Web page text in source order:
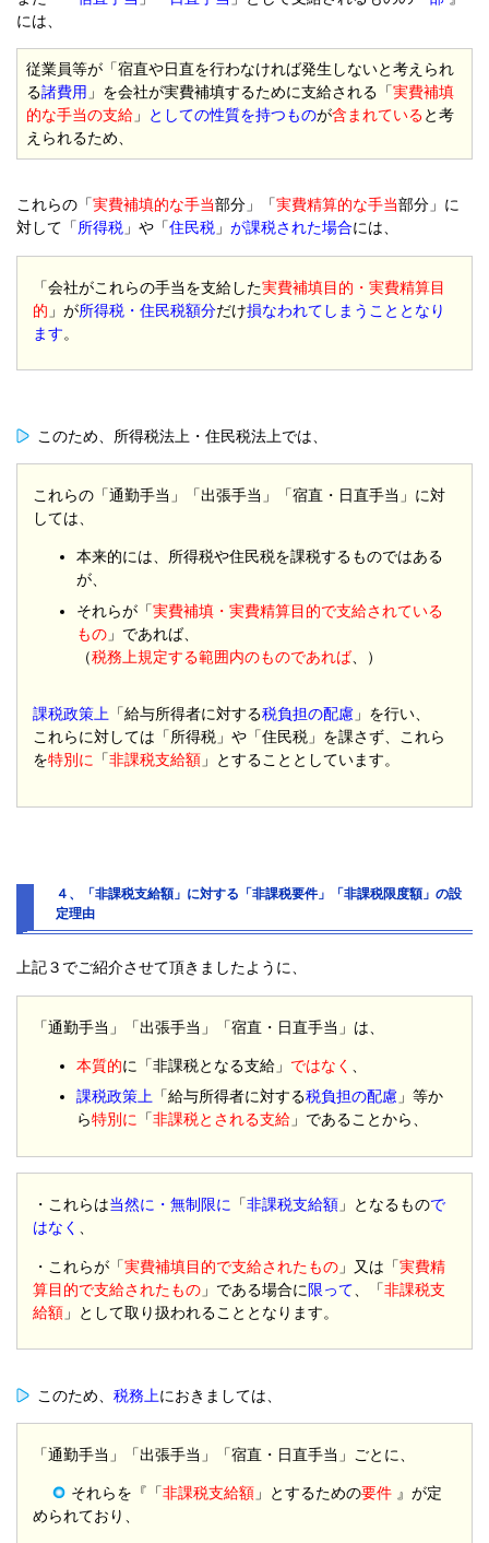
には、
従業員等が「宿直や日直を行わなければ発生しないと考えられ
る諸費用 」を会社が実費補填するために支給される「実費補填
的な手当の支給 」 としての性質を持つものが含まれていると考
えられるため、
これらの「実費補填的な手当部分」「実費精算的な手当部分」に
対して「所得税 」や「住民税 」 が課税された場合には、
「会社がこれらの手当を支給した実費補填目的・実費精算目
的 」が所得税・住民税額分だけ損なわれてしまうこととなり
ます。
このため、所得税法上・住民税法上では、
これらの「通勤手当」「出張手当」「宿直・日直手当」に対
しては、
本来的には、所得税や住民税を課税するものではある
が、
それらが「実費補填・実費精算目的で支給されている
もの 」であれば、
（税務上規定する範囲内のものであれば、）
課税政策上 「給与所得者に対する税負担の配慮 」を行い、
これらに対しては「所得税」や「住民税」を課さず、これら
を特別に 「非課税支給額 」とすることとしています。
４、「非課税支給額」に対する「非課税要件」「非課税限度額」の設
定理由
上記３でご紹介させて頂きましたように、
「通勤手当」「出張手当」「宿直・日直手当」は、
本質的に「非課税となる支給」 ではなく
課税政策上 「給与所得者に対する税負担の配慮 」等か
ら特別に 「非課税とされる支給 」であることから、
・これらは当然に・無制限に 「非課税支給額 」となるもので
はなく
・これらが「実費補填目的で支給されたもの 」又は「実費精
算目的で支給されたもの 」である場合に限って 、「非課税支
給額 」として取り扱われることとなります。
このため、 税務上におきましては、
「通勤手当」「出張手当」「宿直・日直手当」ごとに、
それらを『「非課税支給額 」とするための要件 』が定
められており、